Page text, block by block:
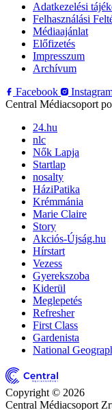
Adatkezelési
Felhasználási
Médiaajánlat
Előfizetés
Impresszum
Archívum
Facebook
Central Médiacsoport
24.hu
nlc
Nők Lapja
Startlap
nosalty
HáziPatika
Krémmánia
Marie Claire
Story
Akciós-Újság.hu
Hírstart
Vezess
Gyerekszoba
Kiderül
Meglepetés
Refresher
First Class
Gardenista
National
Copyright © 2026
Central Médiacsoport